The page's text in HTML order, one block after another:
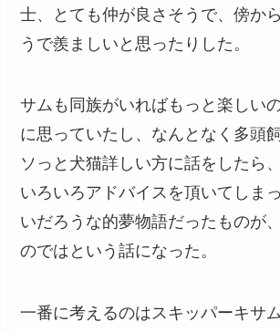
士、とても仲が良さそうで、傍か
うで羨ましいと思ったりした。
サムも同族がいればもっと楽しい
に思っていたし、なんとなく多頭
ソっと犬猫詳しい方に話をしたら
いろいろアドバイスを頂いてしま
いだろうな的夢物語だったものが
のではという話になった。
一番に考えるのはスキッパーキサム